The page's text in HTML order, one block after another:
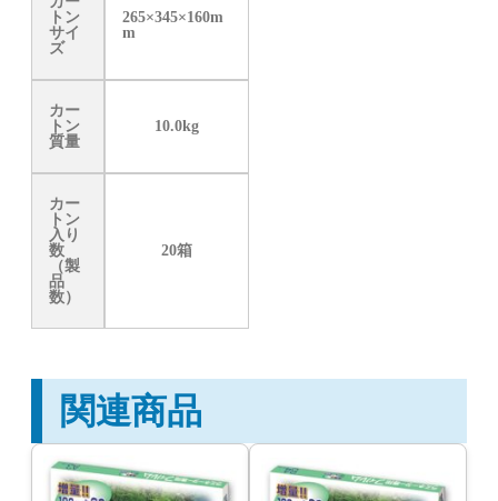
トン
サイ
ズ
265×345×160m
m
カー
トン
質量
10.0kg
カー
トン
入り
数
（製
品
数）
20箱
関連商品